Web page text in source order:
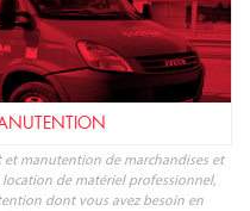
manutention de marchandises et
location de matériel professionnel,
dont vous avez besoin en